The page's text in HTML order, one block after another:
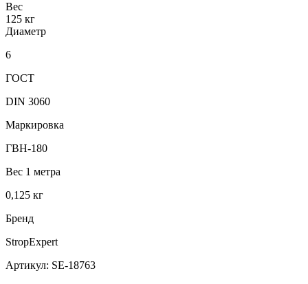
Вес
125 кг
Диаметр
6
ГОСТ
DIN 3060
Маркировка
ГВН-180
Вес 1 метра
0,125 кг
Бренд
StropExpert
Артикул: SE-18763